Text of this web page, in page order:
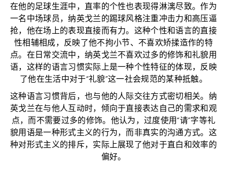
在他的足球生涯中，直率的个性也表现得淋漓尽致。作为
一名中场球员，纳英戈兰的踢球风格注重冲击力和高压逼
抢，他在场上的表现直接而有力。这种个性和语言的直接
性相辅相成，反映了他不拘小节、不喜欢矫揉造作的特
点。在日常交流中，纳英戈兰不喜欢过多的修饰和礼貌用
语，这样的语言习惯实际上是一种个性特征的体现，反映
了他在生活中对于“礼貌”这一社会规范的某种抵触。
这种语言习惯背后，也与他的人际交往方式密切相关。纳
英戈兰在与他人互动时，倾向于直接表达自己的需求和观
点，而不需要过多的修饰。他认为，过度使用“请”字等礼
貌用语是一种形式主义的行为，而非真实的沟通方式。这
种对形式主义的排斥，实际上展现了他对于直白和效率的
偏好。